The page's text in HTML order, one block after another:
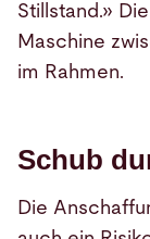
Stillstand.»
Maschine
im Rahmen.
Schub
Die